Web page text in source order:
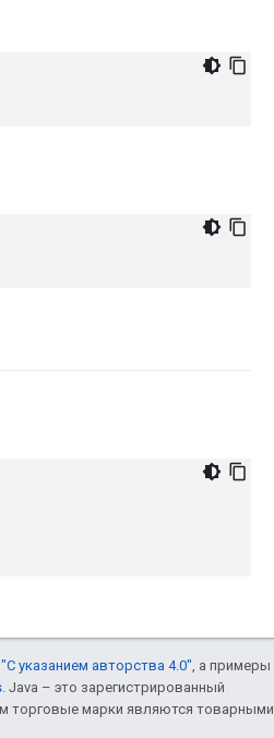
указанием авторства 4.0", а примеры
. Java – это зарегистрированный
торговые марки являются товарными